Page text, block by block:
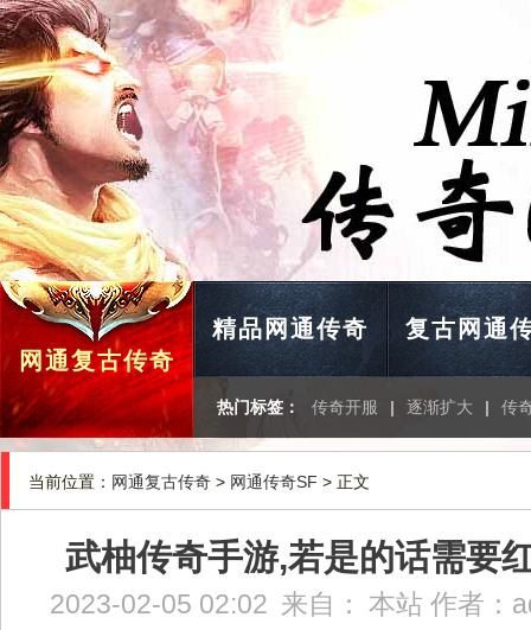
网通复古传奇
精品网通传奇 复古网通
热门标签： 传奇开服 | 逐渐扩大 | 传
当前位置： 网通复古传奇 > 网通传奇SF > 正文
武柚传奇手游,若是的话需要
2023-02-05 02:02 来自： 本站 作者：